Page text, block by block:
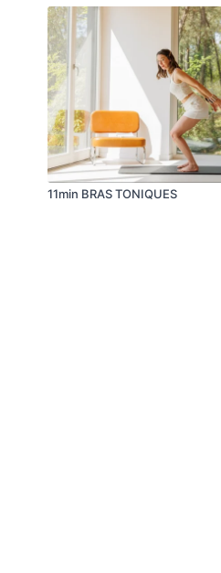
11min BRAS TONIQUES